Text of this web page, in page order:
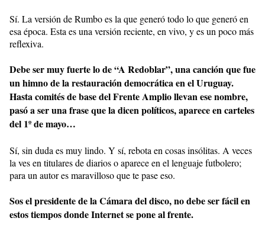
Sí. La versión de Rumbo es la que generó todo lo que generó en
esa época. Esta es una versión reciente, en vivo, y es un poco más
reflexiva.
Debe ser muy fuerte lo de “A Redoblar”, una canción que fue
un himno de la restauración democrática en el Uruguay.
Hasta comités de base del Frente Amplio llevan ese nombre,
pasó a ser una frase que la dicen políticos, aparece en carteles
del 1º de mayo…
Sí, sin duda es muy lindo. Y sí, rebota en cosas insólitas. A veces
la ves en titulares de diarios o aparece en el lenguaje futbolero;
para un autor es maravilloso que te pase eso.
Sos el presidente de la Cámara del disco, no debe ser fácil en
estos tiempos donde Internet se pone al frente.